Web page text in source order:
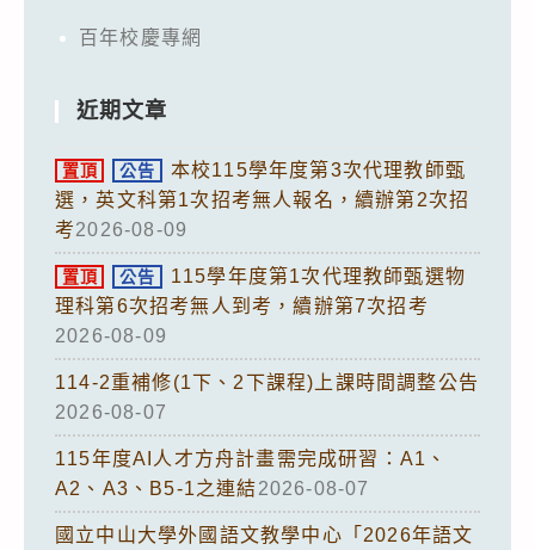
百年校慶專網
近期文章
置頂 公告
本校115學年度第3次代理教師甄
選，英文科第1次招考無人報名，續辦第2次招
考2026-08-09
置頂 公告
115學年度第1次代理教師甄選物
理科第6次招考無人到考，續辦第7次招考
2026-08-09
114-2重補修(1下、2下課程)上課時間調整公告
2026-08-07
115年度AI人才方舟計畫需完成研習：A1、
A2、A3、B5-1之連結2026-08-07
國立中山大學外國語文教學中心「2026年語文